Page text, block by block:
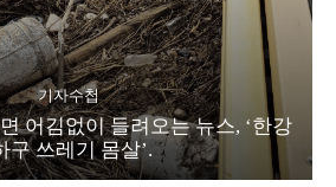
기자수첩
어김없이 들려오는 뉴스, ‘한강
구 쓰레기 몸살’.